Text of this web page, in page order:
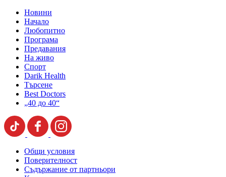
Новини
Начало
Любопитно
Програма
Предавания
На живо
Спорт
Darik Health
Търсене
Best Doctors
„40 до 40“
Общи условия
Поверителност
Съдържание от партньори